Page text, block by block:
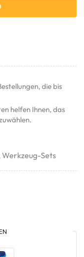
die bis
helfen Ihnen, das
Werkzeug-Sets